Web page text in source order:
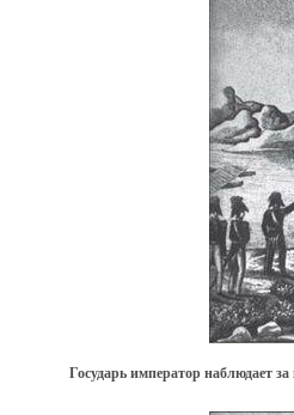
Государь император наблюдает